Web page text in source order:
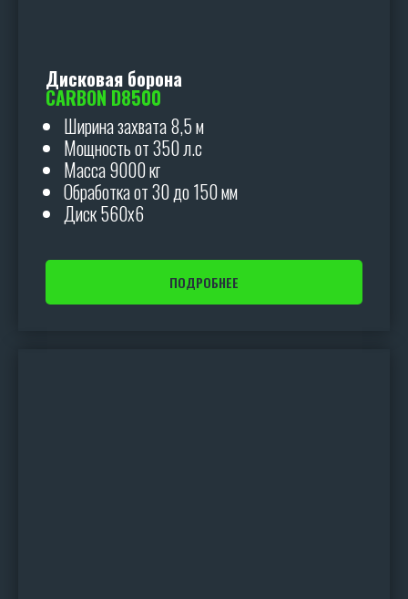
Дисковая борона
CARBON D8500
Ширина захвата 8,5 м
Мощность от 350 л.с
Масса 9000 кг
Обработка от 30 до 150 мм
Диск 560х6
ПОДРОБНЕЕ